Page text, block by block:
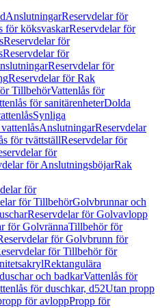
AnslutningarReservdelar för
för köksvaskarReservdelar för
Reservdelar för
Reservdelar för
Reservdelar för
Reservdelar för Rak
TillbehörVattenlås för
för sanitärenheterDolda
Synliga
AnslutningarReservdelar
för tvättställReservdelar för
för
för AnslutningsböjarRak
för
för TillbehörGolvbrunnar och
Reservdelar för Golvavlopp
för GolvrännaTillbehör för
för Golvbrunn för
för Tillbehör för
Rektangulära
och badkarVattenlås för
för duschkar, d52Utan propp
för avloppPropp för